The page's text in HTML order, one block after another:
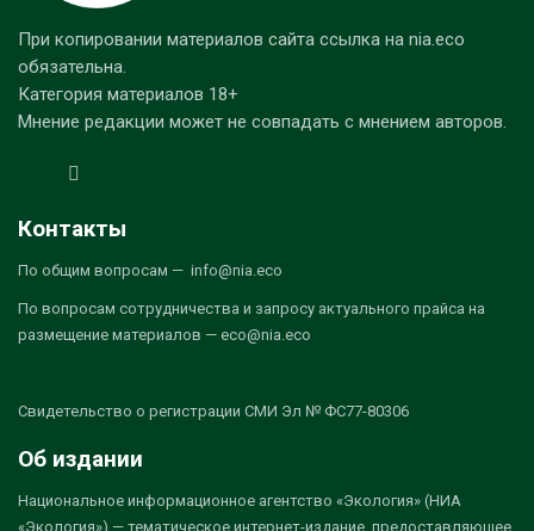
При копировании материалов сайта ссылка на nia.eco
обязательна.
Категория материалов 18+
Мнение редакции может не совпадать с мнением авторов.
Контакты
По общим вопросам — info@nia.eco
По вопросам сотрудничества и запросу актуального прайса на
размещение материалов — eco@nia.eco
Свидетельство о регистрации СМИ Эл № ФС77-80306
Об издании
Национальное информационное агентство «Экология» (НИА
«Экология») — тематическое интернет-издание, предоставляющее